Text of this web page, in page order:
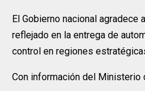
El Gobierno nacional
reflejado en la entrega de
control en regiones
Con información del Ministerio